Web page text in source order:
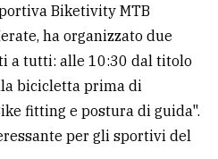
Biketivity MTB
ha organizzato due
a tutti: alle 10:30 dal titolo
bicicletta prima di
fitting e postura di guida".
per gli sportivi del